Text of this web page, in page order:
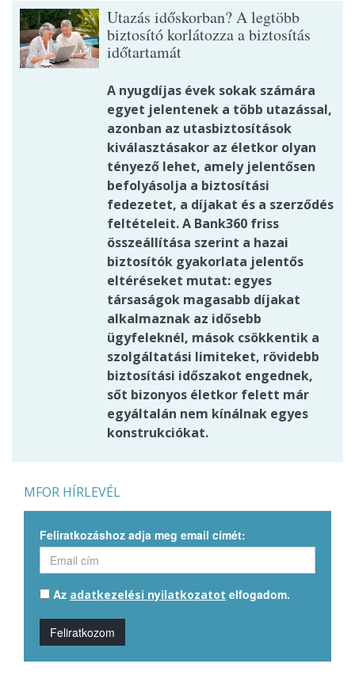
Utazás időskorban? A legtöbb
biztosító korlátozza a biztosítás
időtartamát
A nyugdíjas évek sokak számára
egyet jelentenek a több utazással,
azonban az utasbiztosítások
kiválasztásakor az életkor olyan
tényező lehet, amely jelentősen
befolyásolja a biztosítási
fedezetet, a díjakat és a szerződés
feltételeit. A Bank360 friss
összeállítása szerint a hazai
biztosítók gyakorlata jelentős
eltéréseket mutat: egyes
társaságok magasabb díjakat
alkalmaznak az idősebb
ügyfeleknél, mások csökkentik a
szolgáltatási limiteket, rövidebb
biztosítási időszakot engednek,
sőt bizonyos életkor felett már
egyáltalán nem kínálnak egyes
konstrukciókat.
MFOR HÍRLEVÉL
Feliratkozáshoz adja meg email címét:
Az adatkezelési nyilatkozatot elfogadom.
Feliratkozom